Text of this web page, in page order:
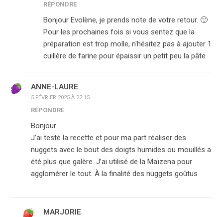
RÉPONDRE
Bonjour Evolène, je prends note de votre retour. 🙂
Pour les prochaines fois si vous sentez que la
préparation est trop molle, n'hésitez pas à ajouter 1
cuillère de farine pour épaissir un petit peu la pâte
ANNE-LAURE
5 FÉVRIER 2025 À 22:15
RÉPONDRE
Bonjour
J’ai testé la recette et pour ma part réaliser des
nuggets avec le bout des doigts humides ou mouillés a
été plus que galère. J’ai utilisé de la Maïzena pour
agglomérer le tout. À la finalité des nuggets goûtus
MARJORIE